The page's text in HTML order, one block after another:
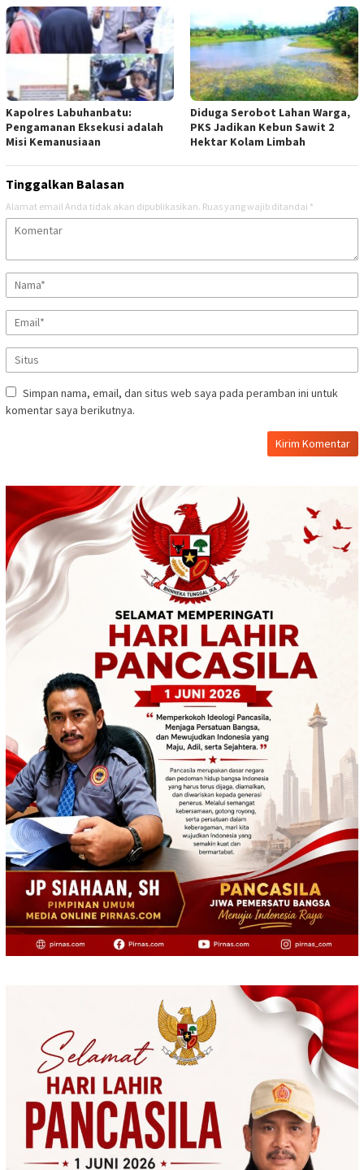
Kapolres Labuhanbatu:
Pengamanan Eksekusi adalah
Misi Kemanusiaan
Diduga Serobot Lahan Warga,
PKS Jadikan Kebun Sawit 2
Hektar Kolam Limbah
Tinggalkan Balasan
Alamat email Anda tidak akan dipublikasikan. Ruas yang wajib ditandai *
Simpan nama, email, dan situs web saya pada peramban ini untuk
komentar saya berikutnya.